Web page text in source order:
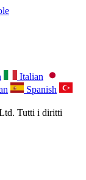
Italian
Spanish
Tutti i diritti